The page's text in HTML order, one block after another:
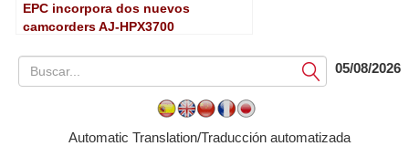
EPC incorpora dos nuevos
camcorders AJ-HPX3700
Submit05/08/2026
Automatic Translation/Traducción automatizada